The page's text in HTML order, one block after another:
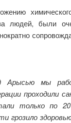
людей, были
мы
проходили
только по
грозило